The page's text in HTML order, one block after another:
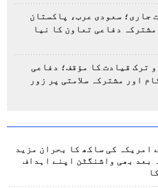
جاری؛ سعودی عرب، پاکستان
دفاعی تعاون کا نیا
ترک قیادت کا مؤقف؛ دفاعی
اور مشترکہ سلامتی پر زور
امریکہ کی ساکھ کا بحران مزید
بعد بھی واشنگٹن اپنے اہداف